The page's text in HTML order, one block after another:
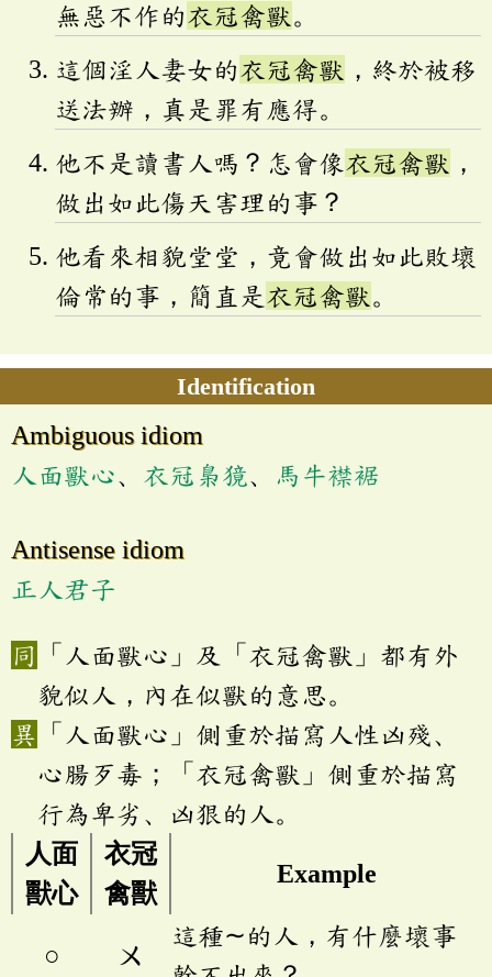
無惡不作的衣冠禽獸。
這個淫人妻女的衣冠禽獸 ，終於被移
送法辦，真是罪有應得。
他不是讀書人嗎？怎會像衣冠禽獸 ，
做出如此傷天害理的事？
他看來相貌堂堂，竟會做出如此敗壞
倫常的事，簡直是衣冠禽獸。
Identification
Ambiguous idiom
人面獸心、 衣冠梟獍、 馬牛襟裾
Antisense idiom
正人君子
「人面獸心」及「衣冠禽獸」都有外
貌似人，內在似獸的意思。
「人面獸心」側重於描寫人性凶殘、
心腸歹毒；「衣冠禽獸」側重於描寫
行為卑劣、凶狠的人。
人面
獸心
衣冠
禽獸
Example
○ ㄨ
這種∼的人，有什麼壞事